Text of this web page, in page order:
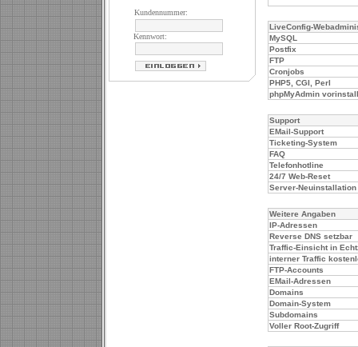
Kundennummer:
Kennwort:
LiveConfig-
MySQL
Postfix
FTP
Cronjobs
PHP5, CGI, Perl
phpMyAdmin
Support
EMail-Support
Ticketing-System
FAQ
Telefonhotline
24/7 Web-Reset
Server-Neuinstallation
Weitere Angaben
IP-Adressen
Reverse DNS setzbar
Traffic-Einsicht in
interner Traffic
FTP-Accounts
EMail-Adressen
Domains
Domain-System
Subdomains
Voller Root-Zugriff